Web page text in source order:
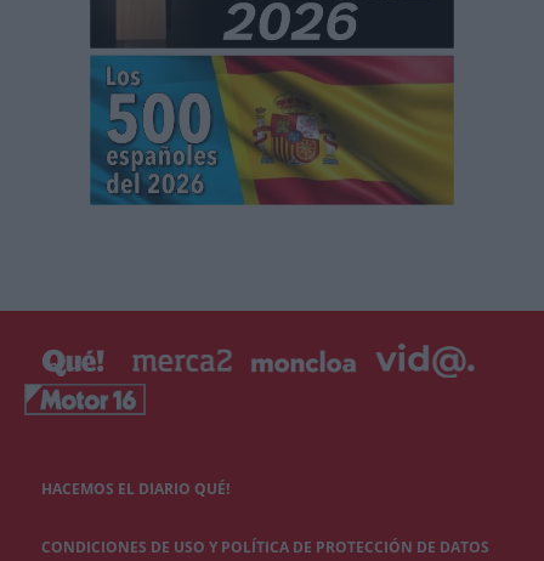
HACEMOS EL DIARIO QUÉ!
CONDICIONES DE USO Y POLÍTICA DE PROTECCIÓN DE DATOS